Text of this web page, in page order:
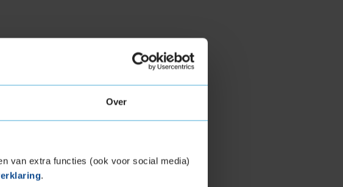
Over
van extra functies (ook voor social media)
.